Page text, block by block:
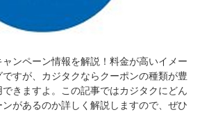
ンペーン情報を解説！料金が高いイメー
すが、カジタクならクーポンの種類が豊
きますよ。この記事ではカジタクにどん
があるのか詳しく解説しますので、ぜひ